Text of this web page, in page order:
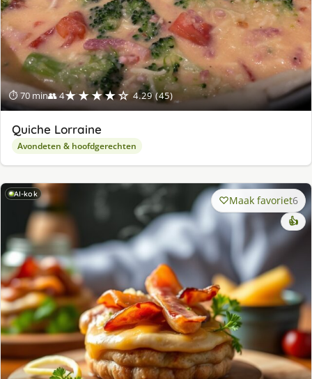
⏱ 70 min👥 4★★★★☆ 4.29 (45)
Quiche Lorraine
Avondeten & hoofdgerechten
AI-kok Maak favoriet6
👍